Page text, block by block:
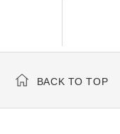
BACK TO TOP